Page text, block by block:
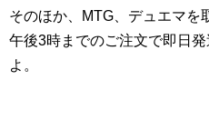
そのほか、MTG、デュエマを
午後3時までのご注文で即日
よ。